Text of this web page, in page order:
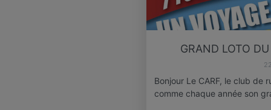
GRAND LOTO
Bonjour Le CARF, le club de
comme chaque année son